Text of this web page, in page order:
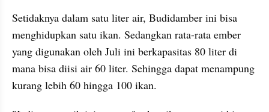
Setidaknya dalam satu liter air, Budidamber ini bisa
menghidupkan satu ikan. Sedangkan rata-rata ember
yang digunakan oleh Juli ini berkapasitas 80 liter di
mana bisa diisi air 60 liter. Sehingga dapat menampung
kurang lebih 60 hingga 100 ikan.